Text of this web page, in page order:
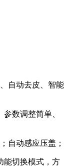
自动去皮、智能
数调整简单、
自动感应压盖；
切换模式，方